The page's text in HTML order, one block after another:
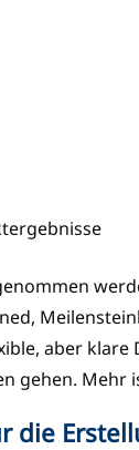
aber
Mehr
die